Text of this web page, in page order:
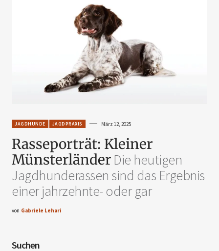
JAGDHUNDE JAGDPRAXIS März 12, 2025
Rasseporträt: Kleiner
MünsterländerDie heutigen
Jagdhunderassen sind das Ergebnis
einer jahrzehnte- oder gar
von Gabriele Lehari
Suchen